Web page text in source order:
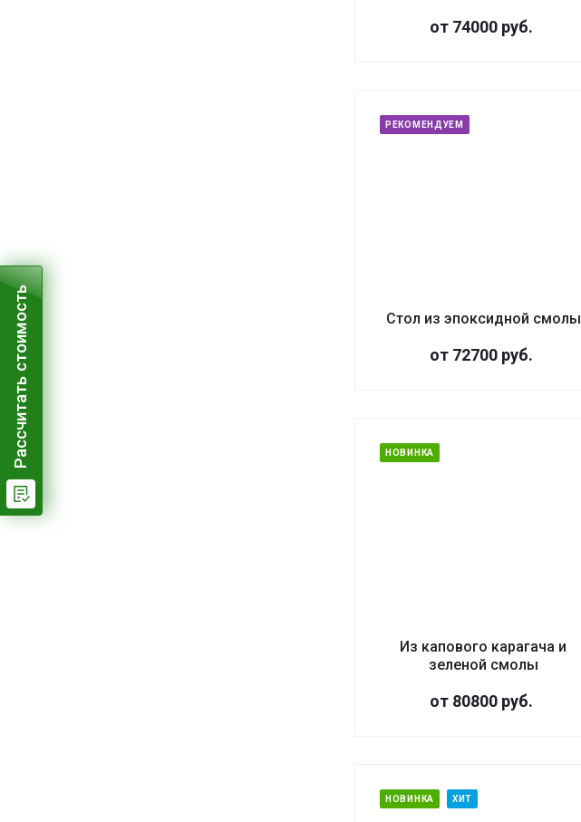
от 74000 руб.
РЕКОМЕНДУЕМ
Стол из эпоксидной смолы
от 72700 руб.
НОВИНКА
Из капового карагача и
зеленой смолы
от 80800 руб.
НОВИНКА ХИТ
Рассчитать стоимость